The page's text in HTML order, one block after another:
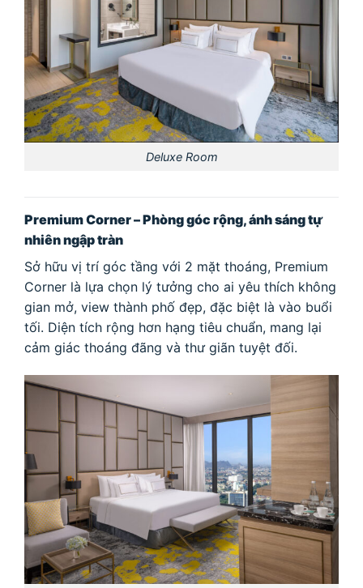
Deluxe Room
Premium Corner – Phòng góc rộng, ánh sáng tự
nhiên ngập tràn
Sở hữu vị trí góc tầng với 2 mặt thoáng, Premium
Corner là lựa chọn lý tưởng cho ai yêu thích không
gian mở, view thành phố đẹp, đặc biệt là vào buổi
tối. Diện tích rộng hơn hạng tiêu chuẩn, mang lại
cảm giác thoáng đãng và thư giãn tuyệt đối.